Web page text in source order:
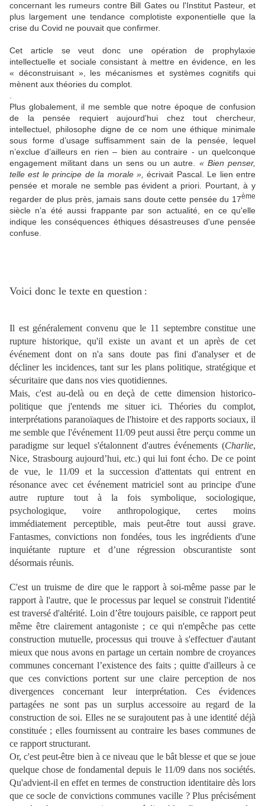
concernant les rumeurs contre Bill Gates ou l'Institut Pasteur, et
plus largement une tendance complotiste exponentielle que la
crise du Covid ne pouvait que confirmer.
Cet article se veut donc une opération de prophylaxie
intellectuelle et sociale consistant à mettre en évidence, en les
« déconstruisant », les mécanismes et systèmes cognitifs qui
mènent aux théories du complot.
Plus globalement, il me semble que notre époque de confusion
de la pensée requiert aujourd'hui chez tout chercheur,
intellectuel, philosophe digne de ce nom une éthique minimale
sous forme d’usage suffisamment sain de la pensée, lequel
n’exclue d’ailleurs en rien – bien au contraire - un quelconque
engagement militant dans un sens ou un autre. « Bien penser,
telle est le principe de la morale »,écrivait Pascal. Le lien entre
pensée et morale ne semble pas évident a priori. Pourtant, à y
regarder de plus près, jamais sans doute cette pensée du 17ème
siècle n’a été aussi frappante par son actualité, en ce qu'elle
indique les conséquences éthiques désastreuses d'une pensée
confuse.
Voici donc le texte en question :
Il est généralement convenu que le 11 septembre constitue une
rupture historique, qu'il existe un avant et un après de cet
événement dont on n'a sans doute pas fini d'analyser et de
décliner les incidences, tant sur les plans politique, stratégique et
sécuritaire que dans nos vies quotidiennes.
Mais, c'est au-delà ou en deçà de cette dimension historico-
politique que j'entends me situer ici. Théories du complot,
interprétations paranoïaques de l'histoire et des rapports sociaux, il
me semble que l'événement 11/09 peut aussi être perçu comme un
paradigme sur lequel s'étalonnent d'autres événements (Charlie,
Nice, Strasbourg aujourd’hui, etc.) qui lui font écho. De ce point
de vue, le 11/09 et la succession d'attentats qui entrent en
résonance avec cet événement matriciel sont au principe d'une
autre rupture tout à la fois symbolique, sociologique,
psychologique, voire anthropologique, certes moins
immédiatement perceptible, mais peut-être tout aussi grave.
Fantasmes, convictions non fondées, tous les ingrédients d'une
inquiétante rupture et d’une régression obscurantiste sont
désormais réunis.
C'est un truisme de dire que le rapport à soi-même passe par le
rapport à l'autre, que le processus par lequel se construit l'identité
est traversé d'altérité. Loin d’être toujours paisible, ce rapport peut
même être clairement antagoniste ; ce qui n'empêche pas cette
construction mutuelle, processus qui trouve à s'effectuer d'autant
mieux que nous avons en partage un certain nombre de croyances
communes concernant l’existence des faits ; quitte d'ailleurs à ce
que ces convictions portent sur une claire perception de nos
divergences concernant leur interprétation. Ces évidences
partagées ne sont pas un surplus accessoire au regard de la
construction de soi. Elles ne se surajoutent pas à une identité déjà
constituée ; elles fournissent au contraire les bases communes de
ce rapport structurant.
Or, c'est peut-être bien à ce niveau que le bât blesse et que se joue
quelque chose de fondamental depuis le 11/09 dans nos sociétés.
Qu'advient-il en effet en termes de construction identitaire dès lors
que ce socle de convictions communes vacille ? Plus précisément